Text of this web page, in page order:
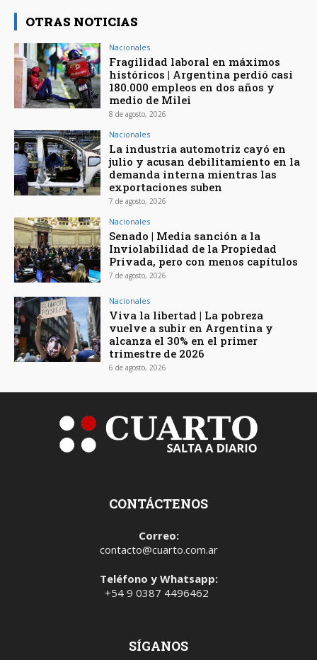
OTRAS NOTICIAS
Nacionales
Fragilidad laboral en máximos
históricos | Argentina perdió casi
180.000 empleos en dos años y
medio de Milei
8 de agosto, 2026
Nacionales
La industria automotriz cayó en
julio y acusan debilitamiento en la
demanda interna mientras las
exportaciones suben
7 de agosto, 2026
Nacionales
Senado | Media sanción a la
Inviolabilidad de la Propiedad
Privada, pero con menos capítulos
7 de agosto, 2026
Nacionales
Viva la libertad | La pobreza
vuelve a subir en Argentina y
alcanza el 30% en el primer
trimestre de 2026
6 de agosto, 2026
CONTÁCTENOS
Correo:
contacto@cuarto.com.ar
Teléfono y Whatsapp:
+54 9 0387 4496462
SÍGANOS